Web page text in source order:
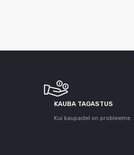
KAUBA TAGASTUS
Kui kaupadel on probleeme